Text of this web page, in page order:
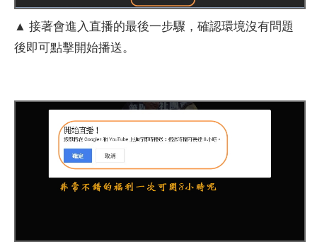
▲ 接著會進入直播的最後一步驟，確認環境沒有問題
後即可點擊開始播送。